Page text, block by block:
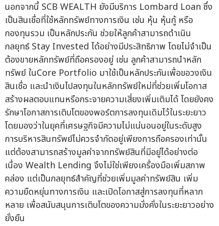
นอกจากนี้ SCB WEALTH ยังมีบริการ Lombard Loan ซึ่ง
เป็นสินเชื่อที่ใช้หลักทรัพย์ทางการเงิน เช่น หุ้น หุ้นกู้ หรือ
กองทุนรวม เป็นหลักประกัน ช่วยให้ลูกค้าสามารถดำเนิน
กลยุทธ์ Stay Invested ได้อย่างมีประสิทธิภาพ โดยไม่จำเป็น
ต้องขายหลักทรัพย์ที่ถือครองอยู่ เช่น ลูกค้าสามารถนำหลัก
ทรัพย์ ในCore Portfolio มาใช้เป็นหลักประกันเพื่อขอวงเงิน
สินเชื่อ และนำเงินไปลงทุนในหลักทรัพย์ใหม่ที่ช่วยเพิ่มโอกาส
สร้างผลตอบแทนหรือกระจายความเสี่ยงเพิ่มเติมได้ โดยยังคง
รักษาโอกาสการเติบโตของพอร์ตการลงทุนเดิมไว้ในระยะยาว
โดยมองว่าในยุคที่เศรษฐกิจมีความไม่แน่นอนอยู่ในระดับสูง
การบริหารสินทรัพย์ไม่ควรจำกัดอยู่เพียงการถือครองเท่านั้น
แต่ต้องสามารถสร้างมูลค่าจากทรัพย์สินที่มีอยู่ได้อย่างต่อ
เนื่อง Wealth Lending จึงไม่ใช่เพียงเครื่องมือเพิ่มสภาพ
คล่อง แต่เป็นกลยุทธ์สำคัญที่ช่วยเพิ่มมูลค่าทรัพย์สิน เพิ่ม
ความยืดหยุ่นทางการเงิน และเปิดโอกาสสู่การลงทุนที่หลาก
หลาย เพื่อสนับสนุนการเติบโตของความมั่งคั่งในระยะยาวอย่าง
ยั่งยืน